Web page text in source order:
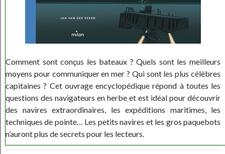
Comment sont conçus les bateaux ? Quels sont les meilleurs
moyens pour communiquer en mer ? Qui sont les plus célèbres
capitaines ? Cet ouvrage encyclopédique répond à toutes les
questions des navigateurs en herbe et est idéal pour découvrir
des navires extraordinaires, les expéditions maritimes, les
techniques de pointe… Les petits navires et les gros paquebots
n’auront plus de secrets pour les lecteurs.